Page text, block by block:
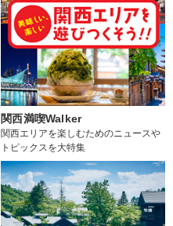
関西満喫Walker
関西エリアを楽しむためのニュースや
トピックスを大特集